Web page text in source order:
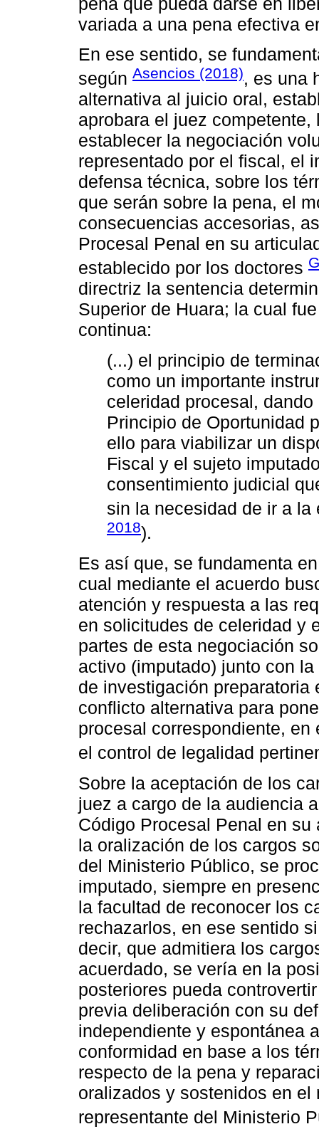
variada a una pena efectiva
En ese sentido, se
según Asencios (2018), es una
alternativa al juicio oral,
aprobara el juez
establecer la negociación
representado por el fiscal, el
defensa técnica, sobre los
que serán sobre la pena, el
consecuencias accesorias,
Procesal Penal en su
establecido por los doctores
directriz la sentencia
Superior de Huara; la cual
continua:
(...) el principio de
como un importante
celeridad procesal,
Principio de Oportunidad
ello para viabilizar un
Fiscal y el sujeto
consentimiento judicial
sin la necesidad de ir a
2018).
Es así que, se fundamenta
cual mediante el acuerdo
atención y respuesta a las
en solicitudes de celeridad y
partes de esta negociación
activo (imputado) junto con
de investigación
conflicto alternativa para
procesal correspondiente,
el control de legalidad
Sobre la aceptación de los
juez a cargo de la audiencia
Código Procesal Penal en
la oralización de los cargos
del Ministerio Público, se
imputado, siempre en
la facultad de reconocer los
rechazarlos, en ese sentido
decir, que admitiera los
acuerdado, se vería en la
posteriores pueda
previa deliberación con su
independiente y espontánea
conformidad en base a los
respecto de la pena y
oralizados y sostenidos en
representante del Ministerio